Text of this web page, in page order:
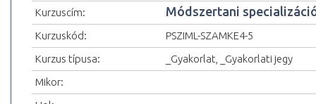
Kurzuscím:
Módszertani
Kurzuskód:
PSZIML-SZAMKE4-5
Kurzus típusa:
_Gyakorlat, _Gyakorlati jegy
Mikor: